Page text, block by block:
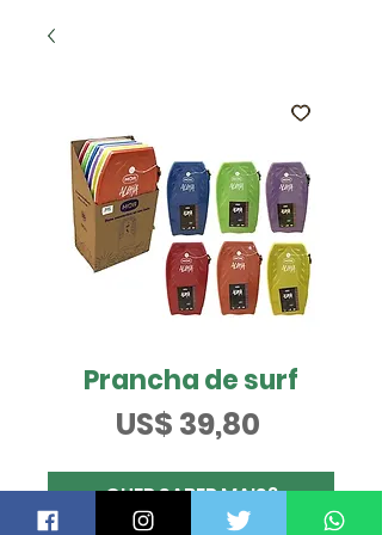
Prancha de surf
US$ 39,80
QUER SABER MAIS?